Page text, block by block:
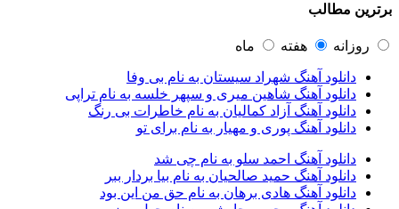
آرتان گادلی
آرتين شاهوران1
آرتین1
آرتین بهادری12
آرتین سلیمانی1
آردا1
آرسام سالار1
آرسین2
آرش AP1
برترین مطالب
روزانه هفته ماه
دانلود آهنگ شهراد سیستان به نام بی وفا
دانلود آهنگ شاهین میری و سپهر خلسه به نام تراپی
دانلود آهنگ آزاد کمالیان به نام خاطرات بی رنگ
دانلود آهنگ پوری و مهیار به نام برای تو
دانلود آهنگ احمد سلو به نام چی شد
دانلود آهنگ حمید صالحیان به نام بیا بردار ببر
دانلود آهنگ هادی برهان به نام حق من این بود